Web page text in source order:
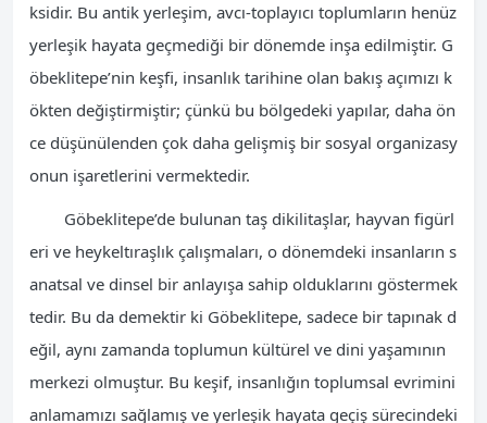
ksidir. Bu antik yerleşim, avcı-toplayıcı toplumların henüz
yerleşik hayata geçmediği bir dönemde inşa edilmiştir. G
öbeklitepe’nin keşfi, insanlık tarihine olan bakış açımızı k
ökten değiştirmiştir; çünkü bu bölgedeki yapılar, daha ön
ce düşünülenden çok daha gelişmiş bir sosyal organizasy
onun işaretlerini vermektedir.
Göbeklitepe’de bulunan taş dikilitaşlar, hayvan figürl
eri ve heykeltıraşlık çalışmaları, o dönemdeki insanların s
anatsal ve dinsel bir anlayışa sahip olduklarını göstermek
tedir. Bu da demektir ki Göbeklitepe, sadece bir tapınak d
eğil, aynı zamanda toplumun kültürel ve dini yaşamının
merkezi olmuştur. Bu keşif, insanlığın toplumsal evrimini
anlamamızı sağlamış ve yerleşik hayata geçiş sürecindeki